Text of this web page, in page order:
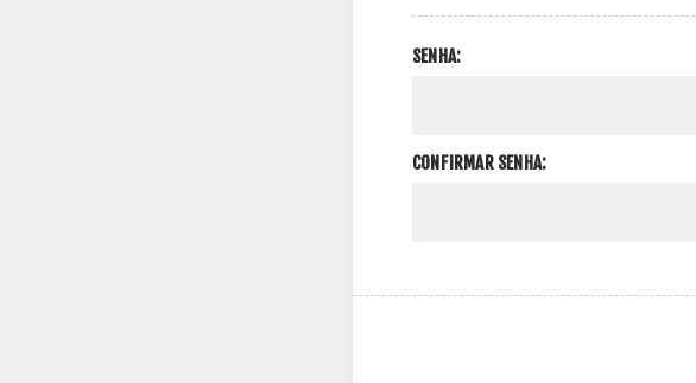
SENHA:
CONFIRMAR SENHA: